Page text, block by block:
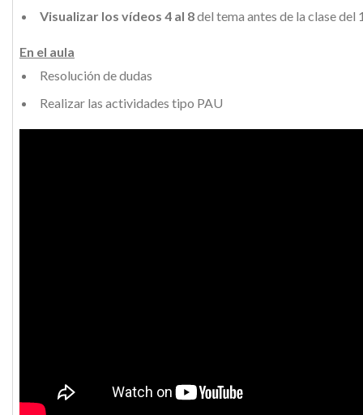
Visualizar los vídeos 4 al 8del tema antes de la clase
En el aula
Resolución de dudas
Realizar las actividades tipo PAU